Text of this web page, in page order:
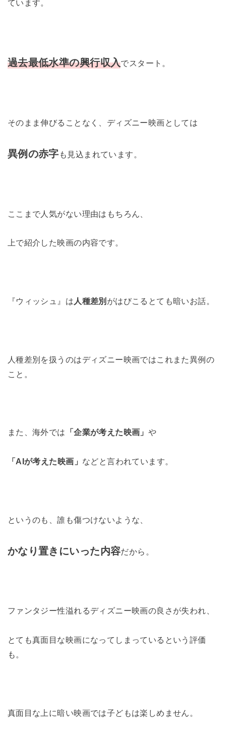
ています。
過去最低水準の興行収入でスタート。
そのまま伸びることなく、ディズニー映画としては
異例の赤字 も見込まれています。
ここまで人気がない理由はもちろん、
上で紹介した映画の内容です。
『ウィッシュ』は 人種差別 がはびこるとても暗いお話。
人種差別を扱うのはディズニー映画ではこれまた異例の
こと。
また、海外では 「企業が考えた映画」 や
「AIが考えた映画」 などと言われています。
というのも、誰も傷つけないような、
かなり置きにいった内容だから。
ファンタジー性溢れるディズニー映画の良さが失われ、
とても真面目な映画になってしまっているという評価
も。
真面目な上に暗い映画では子どもは楽しめません。